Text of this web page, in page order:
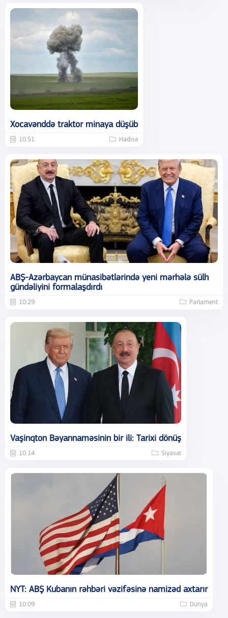
Xocavənddə traktor minaya düşüb
10:51 Hadisə
ABŞ-Azərbaycan münasibətlərində yeni mərhələ sülh
gündəliyini formalaşdırdı
10:29 Parlament
Vaşinqton Bəyannaməsinin bir ili: Tarixi dönüş
10:14 Siyasət
NYT: ABŞ Kubanın rəhbəri vəzifəsinə namizəd axtarır
10:09 Dünya